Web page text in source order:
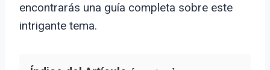
encontrarás una guía completa sobre este
intrigante tema.